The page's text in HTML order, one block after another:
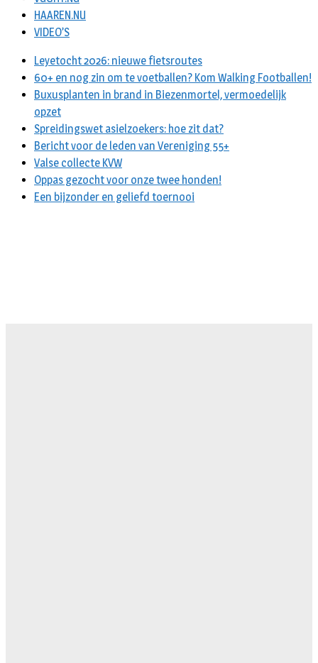
HAAREN.NU
VIDEO’S
Leyetocht 2026: nieuwe fietsroutes
60+ en nog zin om te voetballen? Kom Walking Footballen!
Buxusplanten in brand in Biezenmortel, vermoedelijk
opzet
Spreidingswet asielzoekers: hoe zit dat?
Bericht voor de leden van Vereniging 55+
Valse collecte KVW
Oppas gezocht voor onze twee honden!
Een bijzonder en geliefd toernooi